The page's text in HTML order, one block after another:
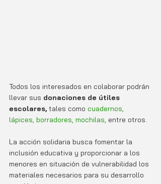
Todos los interesados en colaborar podrán
llevar sus donaciones de útiles
escolares, tales como cuadernos,
lápices, borradores, mochilas, entre otros.
La acción solidaria busca fomentar la
inclusión educativa y proporcionar a los
menores en situación de vulnerabilidad los
materiales necesarios para su desarrollo